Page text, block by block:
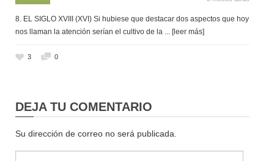
8. EL SIGLO XVIII (XVI) Si hubiese que destacar dos aspectos que hoy
nos llaman la atención serían el cultivo de la ... [leer más]
3 0
DEJA TU COMENTARIO
Su dirección de correo no será publicada.